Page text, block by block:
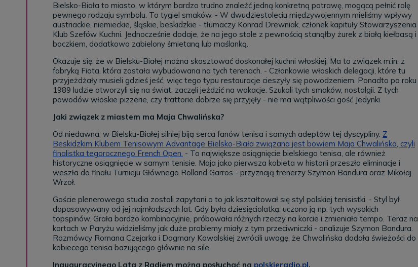
Bielsko-Biała to miasto, w którym bardzo trudno znaleźć jedną konkretną potrawę, mogącą pełnić rolę
pewnego rodzaju symbolu. To tygiel smaków. - W dwudziestoleciu międzywojennym mieliśmy wpływy
austriackie, niemieckie, śląskie, beskidzkie - tłumaczy Konrad Drewniak, członek kapituły Stowarzyszenia
Klub Szefów Kuchni. Jednocześnie dodaje, że na jego stole z pewnością stanąłby żurek z białą kiełbasą i
boczkiem, dodatkowo zabielony śmietaną lub maślanką.
Okazuje się, że w Bielsku-Białej można skosztować doskonałej kuchni włoskiej. Ma to związek m.in. z
fabryką Fiata, która została wybudowana na tych terenach. - Członkowie włoskich delegacji, które tu
przyjeżdżały musieli gdzieś jeść, więc tego typu restauracje cieszyły się powodzeniem. Ponadto po roku
1989 ludzie otworzyli się na świat, zaczęli jeździć na wakacje. Szukali tych smaków, nostalgii. Z tych
powodów włoskie pizzerie, czy trattorie dobrze się przyjęły - nie ma wątpliwości gość Jedynki.
Jaki związek z miastem ma Maja Chwalińska?
Od niedawna, w Bielsku-Białej silniej biją serca fanów tenisa i samych adeptów tej dyscypliny. Z
Beskidzkim Klubem Tenisowym Advantage Bielsko-Biała związana jest bowiem Maja Chwalińska, czyli
finalistka tegorocznego French Open. - To największe osiągnięcie bielskiego tenisa, ale również
historyczne osiągnięcie w samym tenisie. Maja jako pierwsza kobieta w historii przeszła eliminacje i
weszła do finału Turnieju Głównego Rolland Garros - przyznają trenerzy Szymon Bandura oraz Mikołaj
Wrzoł.
Goście plenerowego studia zostali zapytani o to jak kształtował się styl polskiej tenisistki. - Styl był
dopasowywany od jej najmłodszych lat. Gdy była dziesięciolatką, uczono ją np. tych wysokich
topspinów. Grała bardzo kombinacyjnie, próbowała różnych rzeczy na korcie i zmieniała tempo. Teraz na
kortach w Paryżu widzieliśmy jak duże problemy miały z tym przeciwniczki - analizuje Szymon Bandura.
Rozmówcy Romana Czejarka i Dagmary Kowalskiej zwrócili uwagę, że Chwalińska dodała świeżości do
kobiecego tenisa bazującego głównie na sile.
Inauguracyjnego Lata z Radiem można posłuchać na polskieradio.pl.